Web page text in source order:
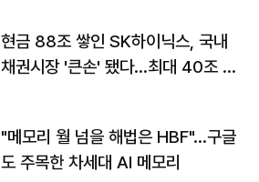
현금 88조 쌓인 SK하이닉스, 국내
채권시장 '큰손' 됐다…최대 40조 투
"메모리 월 넘을 해법은 HBF"…구글
도 주목한 차세대 AI 메모리